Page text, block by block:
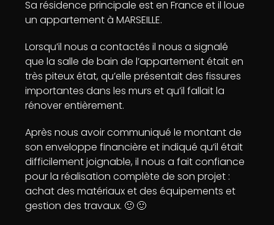
Sa résidence principale est en France et il loue
un appartement à MARSEILLE.
Lorsqu’il nous a contactés il nous a signalé
que la salle de bain de l’appartement était en
très piteux état, qu’elle présentait des fissures
importantes dans les murs et qu’il fallait la
rénover entièrement.
Après nous avoir communiqué le montant de
son enveloppe financière et indiqué qu’il était
difficilement joignable, il nous a fait confiance
pour la réalisation complète de son projet :
achat des matériaux et des équipements et
gestion des travaux. 🙂 🙂